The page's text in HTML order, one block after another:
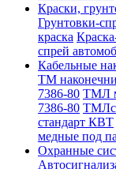
Краски,
Грунтовки-
краска
спрей
Кабельные
ТМ
7386-80 ТМЛ
7386-80 ТМЛс
стандарт КВТ
медные под
Охранные